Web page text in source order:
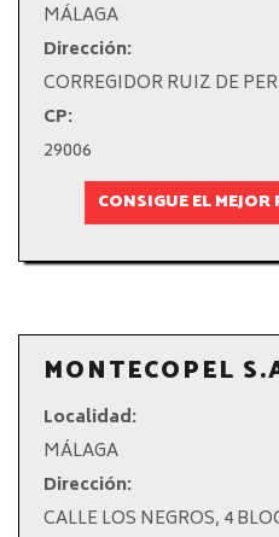
MÁLAGA
Dirección:
CORREGIDOR RUIZ DE
CP:
29006
CONSIGUE EL
MONTECOPEL
Localidad:
MÁLAGA
Dirección:
CALLE LOS NEGROS, 4